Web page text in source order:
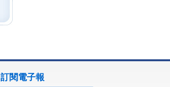
訂閱電子報